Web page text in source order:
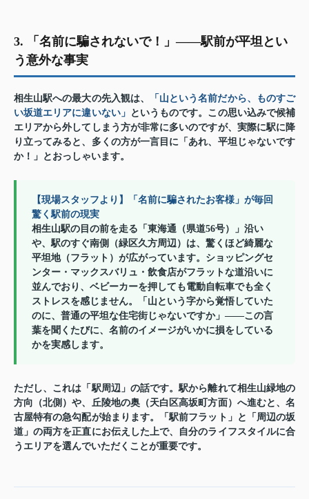
3. 「名前に騙されないで！」——駅前が平坦とい
う意外な事実
相生山駅への最大の先入観は、
「山という名前だから、ものすご
い坂道エリアに違いない」 というものです。この思い込みで候補
エリアから外してしまう方が非常に多いのですが、実際に駅に降
り立ってみると、多くの方が一言目に「あれ、平坦じゃないです
か！」とおっしゃいます。
【現場スタッフより】「名前に騙されたお客様」が毎回
驚く駅前の現実
相生山駅の目の前を走る「東海通（県道56号）」沿い
や、駅のすぐ南側（緑区久方周辺）は、驚くほど綺麗な
平坦地（フラット）が広がっています。ショッピングセ
ンター・マックスバリュ・飲食店がフラットな道沿いに
並んでおり、ベビーカーを押しても電動自転車でも全く
ストレスを感じません。「山という字から覚悟していた
のに、普通の平坦な住宅街じゃないですか」——この言
葉を聞くたびに、名前のイメージがいかに損をしている
かを実感します。
ただし、これは「駅周辺」の話です。駅から離れて相生山緑地の
方向（北側）や、丘陵地の奥（天白区高坂町方面）へ進むと、名
古屋特有の急勾配が始まります。「駅前フラット」と「周辺の坂
道」の両方を正直にお伝えした上で、自分のライフスタイルに合
うエリアを選んでいただくことが重要です。